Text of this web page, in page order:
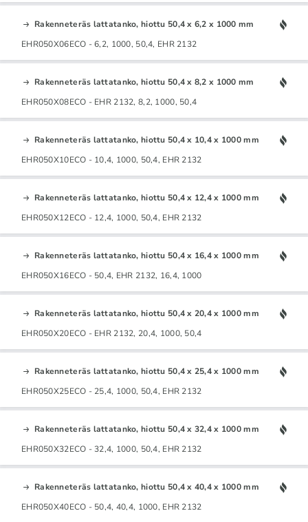
Rakenneteräs lattatanko, hiottu 50,4 x 6,2 x 1000 mm
EHR050X06ECO - 6,2, 1000, 50,4, EHR 2132
Rakenneteräs lattatanko, hiottu 50,4 x 8,2 x 1000 mm
EHR050X08ECO - EHR 2132, 8,2, 1000, 50,4
Rakenneteräs lattatanko, hiottu 50,4 x 10,4 x 1000 mm
EHR050X10ECO - 10,4, 1000, 50,4, EHR 2132
Rakenneteräs lattatanko, hiottu 50,4 x 12,4 x 1000 mm
EHR050X12ECO - 12,4, 1000, 50,4, EHR 2132
Rakenneteräs lattatanko, hiottu 50,4 x 16,4 x 1000 mm
EHR050X16ECO - 50,4, EHR 2132, 16,4, 1000
Rakenneteräs lattatanko, hiottu 50,4 x 20,4 x 1000 mm
EHR050X20ECO - EHR 2132, 20,4, 1000, 50,4
Rakenneteräs lattatanko, hiottu 50,4 x 25,4 x 1000 mm
EHR050X25ECO - 25,4, 1000, 50,4, EHR 2132
Rakenneteräs lattatanko, hiottu 50,4 x 32,4 x 1000 mm
EHR050X32ECO - 32,4, 1000, 50,4, EHR 2132
Rakenneteräs lattatanko, hiottu 50,4 x 40,4 x 1000 mm
EHR050X40ECO - 50,4, 40,4, 1000, EHR 2132